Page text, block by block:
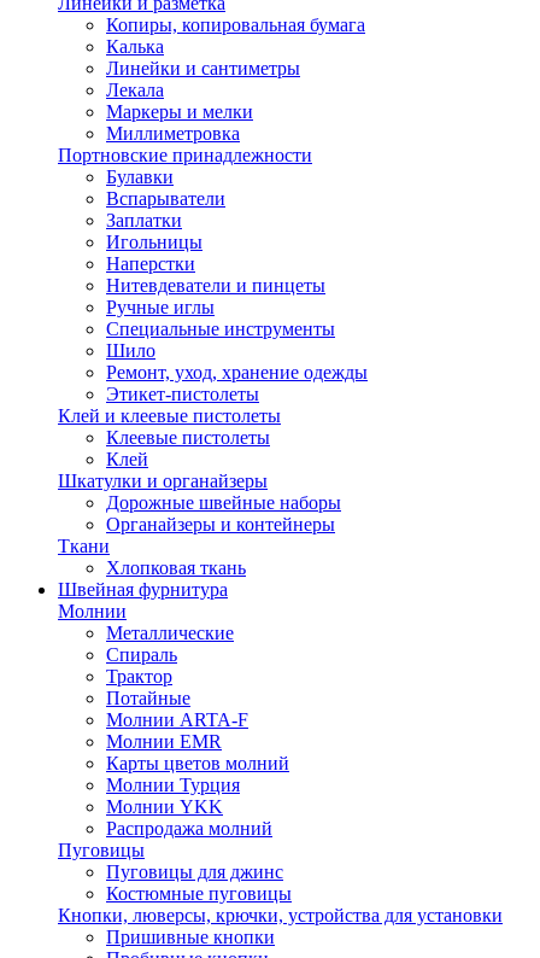
Копиры, копировальная бумага
Калька
Линейки и сантиметры
Лекала
Маркеры и мелки
Миллиметровка
Портновские принадлежности
Булавки
Вспарыватели
Заплатки
Игольницы
Наперстки
Нитевдеватели и пинцеты
Ручные иглы
Специальные инструменты
Шило
Ремонт, уход, хранение одежды
Этикет-пистолеты
Клей и клеевые пистолеты
Клеевые пистолеты
Клей
Шкатулки и органайзеры
Дорожные швейные наборы
Органайзеры и контейнеры
Ткани
Хлопковая ткань
Швейная фурнитура
Молнии
Металлические
Спираль
Трактор
Потайные
Молнии ARTA-F
Молнии EMR
Карты цветов молний
Молнии Турция
Молнии YKK
Распродажа молний
Пуговицы
Пуговицы для джинс
Костюмные пуговицы
Кнопки, люверсы, крючки, устройства для установки
Пришивные кнопки